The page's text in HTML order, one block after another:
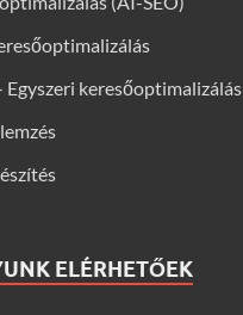
Egyszeri keresőoptimalizálás
ELÉRHETŐEK